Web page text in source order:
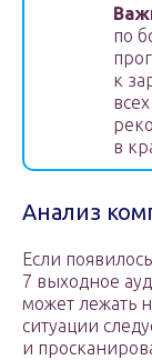
по
к
в
Анализ
Если
7 выходное
может лежать
ситуации
и